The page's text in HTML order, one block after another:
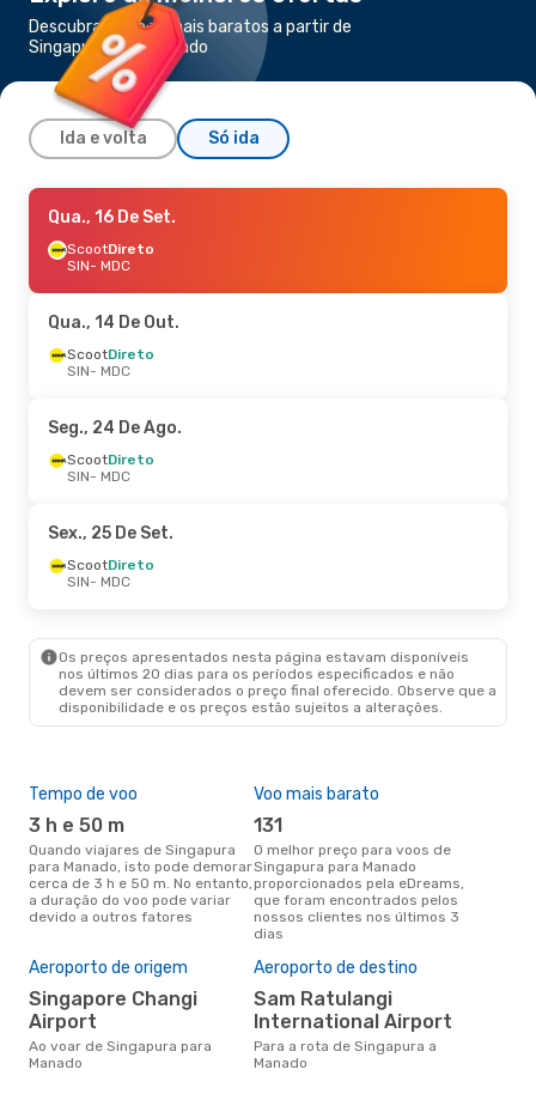
Descubra os voos mais baratos a partir de
Singapura para Manado
Ida e volta Só ida
Qua., 14 De Out.
ScootDireto
SIN- MDC
MDC- SIN
Qua., 16 De Set.
ScootDireto
SIN- MDC
Qua., 14 De Out.
ScootDireto
SIN- MDC
Seg., 24 De Ago.
ScootDireto
SIN- MDC
Sex., 25 De Set.
ScootDireto
SIN- MDC
Os preços apresentados nesta página estavam disponíveis
nos últimos 20 dias para os períodos especificados e não
devem ser considerados o preço final oferecido. Observe que a
disponibilidade e os preços estão sujeitos a alterações.
Tempo de voo
3 h e 50 m
Quando viajares de Singapura
para Manado, isto pode demorar
cerca de 3 h e 50 m. No entanto,
a duração do voo pode variar
devido a outros fatores
Voo mais barato
131
O melhor preço para voos de
Singapura para Manado
proporcionados pela eDreams,
que foram encontrados pelos
nossos clientes nos últimos 3
dias
Aeroporto de origem
Singapore Changi
Airport
Ao voar de Singapura para
Manado
Aeroporto de destino
Sam Ratulangi
International Airport
Para a rota de Singapura a
Manado